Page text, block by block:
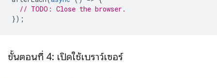
// TODO: Close the browser.
});
ขั้นตอนที่ 4: เปิดใช้เบราว์เซอร์